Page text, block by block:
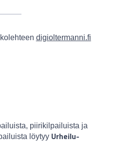
digioltermanni.fi
piirikilpailuista ja
löytyy Urheilu-